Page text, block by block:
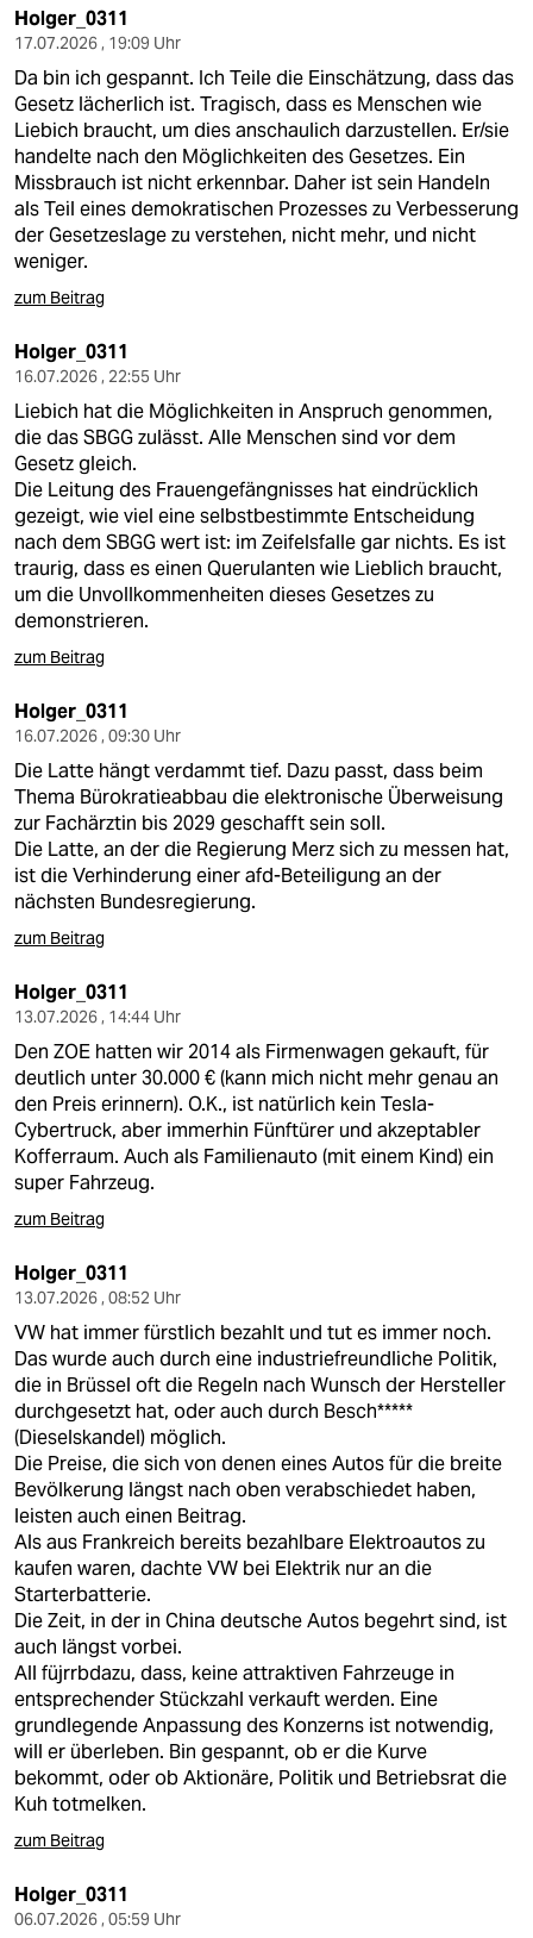
Holger_0311
17.07.2026 , 19:09 Uhr
Da bin ich gespannt. Ich Teile die Einschätzung, dass das
Gesetz lächerlich ist. Tragisch, dass es Menschen wie
Liebich braucht, um dies anschaulich darzustellen. Er/sie
handelte nach den Möglichkeiten des Gesetzes. Ein
Missbrauch ist nicht erkennbar. Daher ist sein Handeln
als Teil eines demokratischen Prozesses zu Verbesserung
der Gesetzeslage zu verstehen, nicht mehr, und nicht
weniger.
zum Beitrag
Holger_0311
16.07.2026 , 22:55 Uhr
Liebich hat die Möglichkeiten in Anspruch genommen,
die das SBGG zulässt. Alle Menschen sind vor dem
Gesetz gleich.
Die Leitung des Frauengefängnisses hat eindrücklich
gezeigt, wie viel eine selbstbestimmte Entscheidung
nach dem SBGG wert ist: im Zeifelsfalle gar nichts. Es ist
traurig, dass es einen Querulanten wie Lieblich braucht,
um die Unvollkommenheiten dieses Gesetzes zu
demonstrieren.
zum Beitrag
Holger_0311
16.07.2026 , 09:30 Uhr
Die Latte hängt verdammt tief. Dazu passt, dass beim
Thema Bürokratieabbau die elektronische Überweisung
zur Fachärztin bis 2029 geschafft sein soll.
Die Latte, an der die Regierung Merz sich zu messen hat,
ist die Verhinderung einer afd-Beteiligung an der
nächsten Bundesregierung.
zum Beitrag
Holger_0311
13.07.2026 , 14:44 Uhr
Den ZOE hatten wir 2014 als Firmenwagen gekauft, für
deutlich unter 30.000 € (kann mich nicht mehr genau an
den Preis erinnern). O.K., ist natürlich kein Tesla-
Cybertruck, aber immerhin Fünftürer und akzeptabler
Kofferraum. Auch als Familienauto (mit einem Kind) ein
super Fahrzeug.
zum Beitrag
Holger_0311
13.07.2026 , 08:52 Uhr
VW hat immer fürstlich bezahlt und tut es immer noch.
Das wurde auch durch eine industriefreundliche Politik,
die in Brüssel oft die Regeln nach Wunsch der Hersteller
durchgesetzt hat, oder auch durch Besch*****
(Dieselskandel) möglich.
Die Preise, die sich von denen eines Autos für die breite
Bevölkerung längst nach oben verabschiedet haben,
leisten auch einen Beitrag.
Als aus Frankreich bereits bezahlbare Elektroautos zu
kaufen waren, dachte VW bei Elektrik nur an die
Starterbatterie.
Die Zeit, in der in China deutsche Autos begehrt sind, ist
auch längst vorbei.
All füjrrbdazu, dass, keine attraktiven Fahrzeuge in
entsprechender Stückzahl verkauft werden. Eine
grundlegende Anpassung des Konzerns ist notwendig,
will er überleben. Bin gespannt, ob er die Kurve
bekommt, oder ob Aktionäre, Politik und Betriebsrat die
Kuh totmelken.
zum Beitrag
Holger_0311
06.07.2026 , 05:59 Uhr